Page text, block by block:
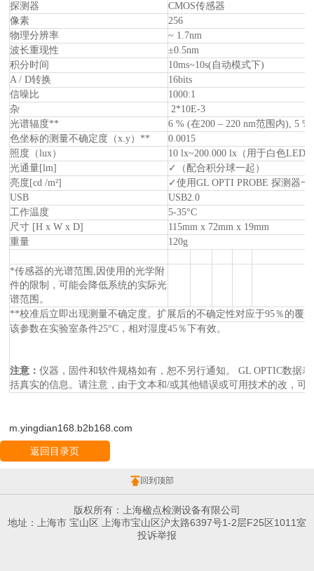
探测器
CMOS传感器
像素
256
物理分辨率
~ 1.7nm
波长重现性
±0.5nm
积分时间
10ms~10s(自动模式下)
A / D转换
16bits
信噪比
1000:1
杂
2*10E-3
光谱辐度**
6 % (在200 – 220 nm范围内), 5
色坐标的测量不确定度（x.y）**
0.0015
照度（lux）
10 lx~200.000 lx（用于白色LED
光通量[lm]
✓
（配合积分球一起）
亮度[cd /m²]
✓使用GL OPTI PROBE 探测器一
USB
USB2.0
工作温度
5-35°C
尺寸 [H x W x D]
115mm x 72mm x 19mm
重量
120g
*传感器的光谱范围,因使用的光学附
件的限制，可能会降低系统的实际光
谱范围。
**校准后立即出现测量不确定度。扩展后的不确定性对应于95％的覆
该参数在实验室条件25°C，相对湿度45％下有效。
注意：仪器，固件和软件规格如有，恕不另行通知。
GL OPTIC数据
括真实的信息。请注意，由于文本和/或其他错误或可用技术的改，
m.yingdian168.b2b168.com
返回目录页
回到顶部
版权所有：上海楹点检测设备有限公司
地址：上海市 宝山区 上海市宝山区沪太路6397号1-2层F25区1011室
投诉举报